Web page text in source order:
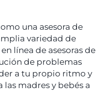
una asesora de
variedad de
línea de asesoras de
de problemas
a tu propio ritmo y
madres y bebés a